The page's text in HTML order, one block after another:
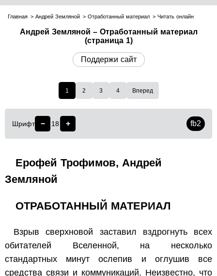
Главная Андрей Земляной Отработанный материал Читать онлайн
Андрей Земляной – Отработанный материал
(страница 1)
Поддержи сайт
1 2 3 4 Вперед
Шрифт − 18 + fb2
Ерофей Трофимов, Андрей
Земляной
ОТРАБОТАННЫЙ МАТЕРИАЛ
Взрыв сверхновой заставил вздрогнуть всех
обитателей Вселенной, на несколько
стандартных минут ослепив и оглушив все
средства связи и коммуникаций. Неизвестно, что